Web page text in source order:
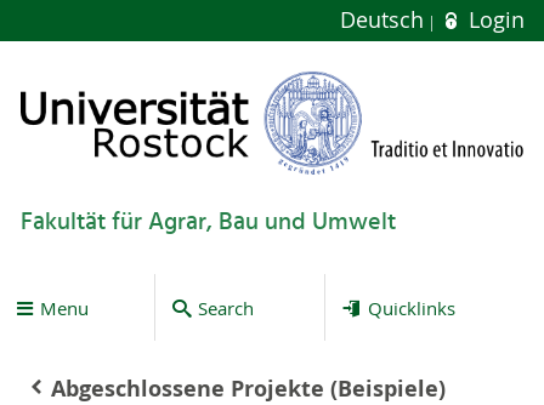
Deutsch Login
Fakultät für Agrar, Bau und Umwelt
Menu Search Quicklinks
Abgeschlossene Projekte (Beispiele)